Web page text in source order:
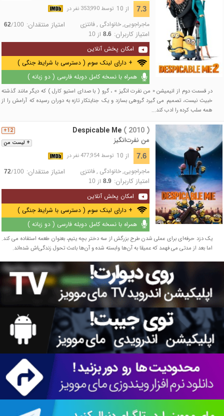
7.3 از 10 توسط 353,990 نفر در
ماجراجویی,خانوادگی ,فانتزی امتیاز منتقدان: 62/100
امتیاز کاربران: 8.6از 10
امکان پخش آنلاین
+ دارای لینک سوم ( دسترسی با شرایط جنگی )
همراه با نسخه کامل دوبله فارسی ( دو زبانه )
در قسمت دوم از انیمیشن « من نفرت انگیز » ، گرو ( با صدای استیو کارل ) که دیگر مانند گذشته
خبیث نیست، تصمیم می گیرد گروهی بسازد و یک جنایتکار تازه به دوران رسیده که آرامش را از
همه سلب کرده را ادب کند...
+ لیست من
12+ Despicable Me ( 2010 )
من نفرت‌انگیز
7.6 از 10 توسط 477,954 نفر در
ماجراجویی,خانوادگی ,فانتزی امتیاز منتقدان: 72/100
امتیاز کاربران: 8.9از 10
امکان پخش آنلاین
+ دارای لینک سوم ( دسترسی با شرایط جنگی )
همراه با نسخه کامل دوبله فارسی ( دو زبانه )
یک دزد حرفه‌ای برای عملی شدن طرح بزرگش از سه دختر بچه یتیم، بعنوان طعمه استفاده می کند.
اما بعد از مدتی می فهمد که عمیقا به آن‌ها وابسته شده و آن‌ها باعث تحول زندگی‌اش شده‌اند.